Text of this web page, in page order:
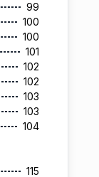
99
100
100
101
102
102
103
103
104
115